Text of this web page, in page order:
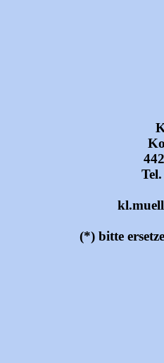
(*) bitte